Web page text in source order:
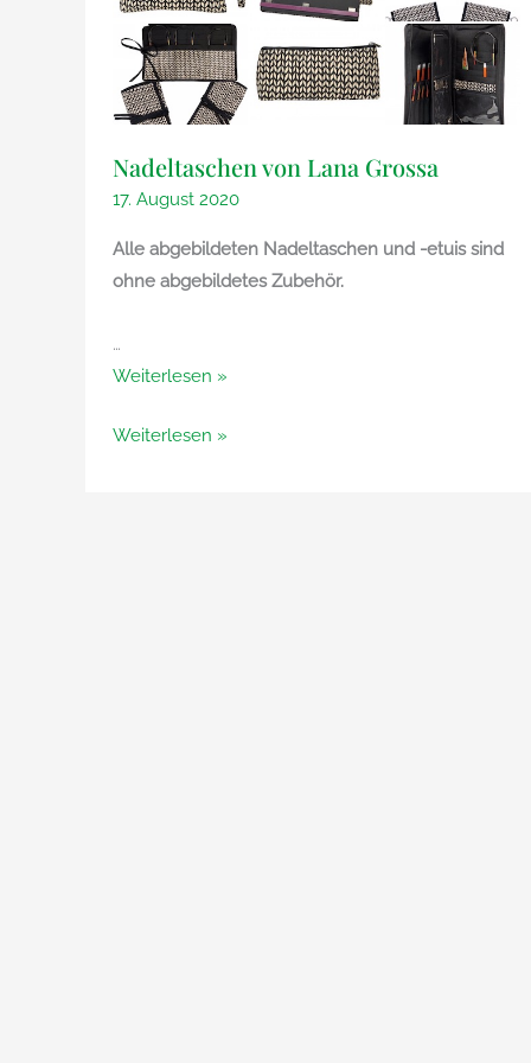
Nadeltaschen von Lana Grossa
17. August 2020
Alle abgebildeten Nadeltaschen und -etuis sind
ohne abgebildetes Zubehör.
…
Nadeltaschen
Lana
Weiterlesen »
Nadeltaschen
Weiterlesen »